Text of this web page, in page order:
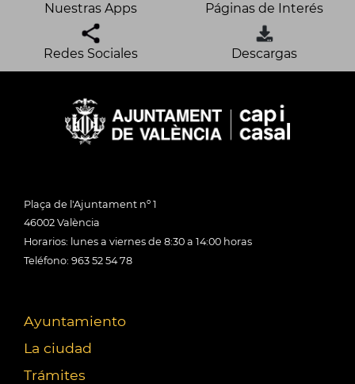
Nuestras Apps Páginas de Interés
Redes Sociales Descargas
Plaça de l'Ajuntament nº 1
46002 València
Horarios: lunes a viernes de 8:30 a 14:00 horas
Teléfono: 963 52 54 78
Ayuntamiento
La ciudad
Trámites